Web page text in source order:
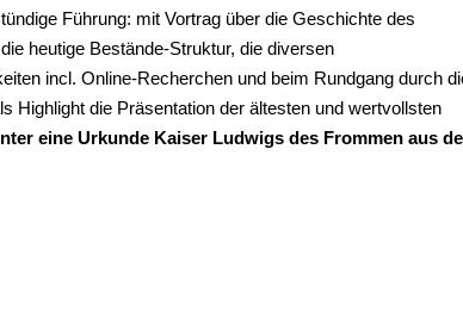
Führung: mit Vortrag über die Geschichte des
heutige Bestände-Struktur, die diversen
incl. Online-Recherchen und beim Rundgang durch
Highlight die Präsentation der ältesten und wertvollsten
eine Urkunde Kaiser Ludwigs des Frommen aus